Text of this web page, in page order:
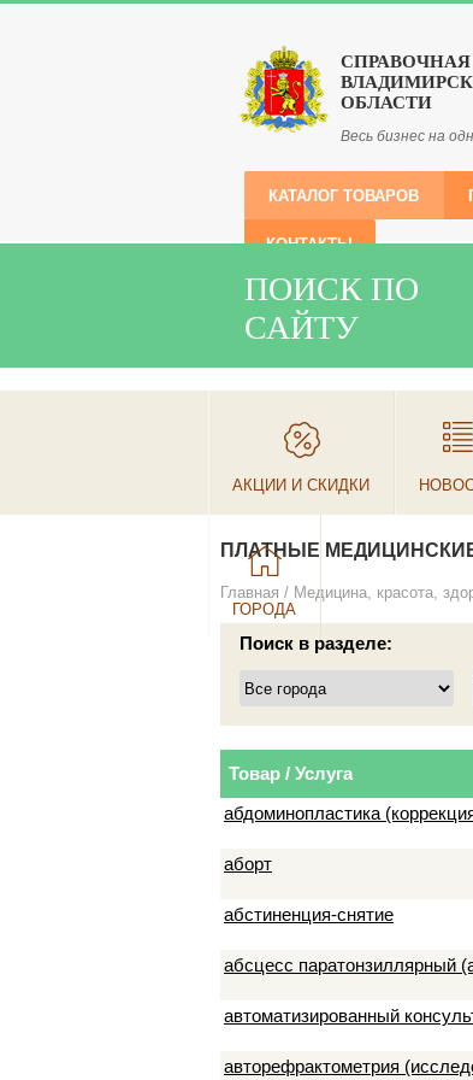
ОБЛАСТИ
Весь бизнес на
КАТАЛОГ ТОВАРОВ
КОНТАКТЫ
ПОИСК ПО
САЙТУ
АКЦИИ И СКИДКИ
ГОРОДА
ПЛАТНЫЕ
Главная / Медицина, красота,
Поиск в разделе:
Товар / Услуга
абдоминопластика
аборт
абстиненция-снятие
абсцесс паратонзиллярный
автоматизированный
авторефрактометрия